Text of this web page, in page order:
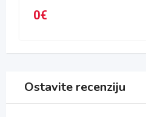
0€
Ostavite recenziju